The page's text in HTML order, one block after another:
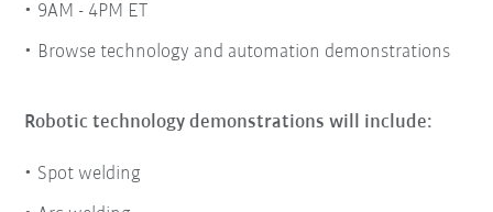
9AM - 4PM ET
Browse technology and automation demonstrations
Robotic technology demonstrations will include:
Spot welding